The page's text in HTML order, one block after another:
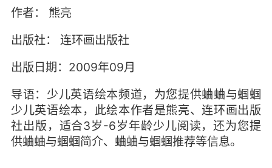
作者： 熊亮
出版社： 连环画出版社
出版日期：2009年09月
导语：少儿英语绘本频道，为您提供蛐蛐与蝈蝈
少儿英语绘本，此绘本作者是熊亮、连环画出版
社出版，适合3岁-6岁年龄少儿阅读，还为您提
供蛐蛐与蝈蝈简介、蛐蛐与蝈蝈推荐等信息。